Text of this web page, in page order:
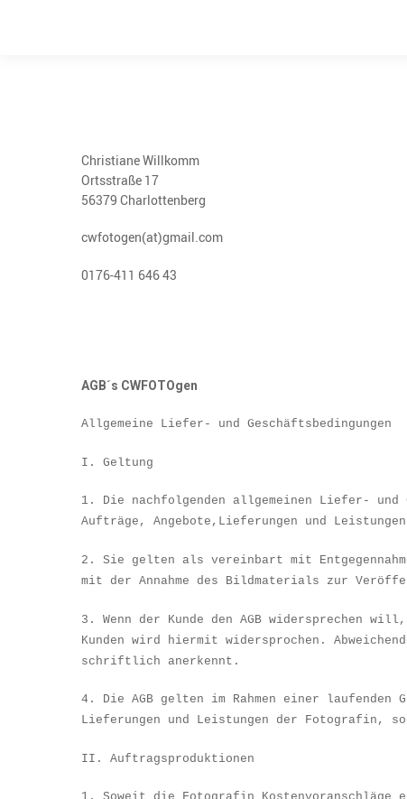
Christiane Willkomm
Ortsstraße 17
56379 Charlottenberg
cwfotogen(at)gmail.com
0176-411 646 43
AGB´s CWFOTOgen
Allgemeine Liefer- und Geschäftsbedingungen
I. Geltung
1. Die nachfolgenden allgemeinen Liefer- und
Aufträge, Angebote,Lieferungen und
2. Sie gelten als vereinbart mit
mit der Annahme des Bildmaterials zur Verö
3. Wenn der Kunde den AGB widersprechen
Kunden wird hiermit widersprochen.
schriftlich anerkennt.
4. Die AGB gelten im Rahmen einer laufenden
Lieferungen und Leistungen der Fotografin,
II. Auftragsproduktionen